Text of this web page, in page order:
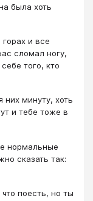
была хоть
и все
сломал ногу,
того, кто
них минуту, хоть
и тебе тоже в
нормальные
сказать так:
поесть, но ты